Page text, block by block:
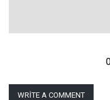
WRITE A COMMENT